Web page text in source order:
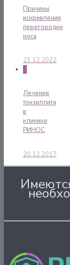
Причины
искривления
перегородки
носа
23.12.2022
Лечение
тонзиллита
в
клинике
РИНОС
20.12.2017